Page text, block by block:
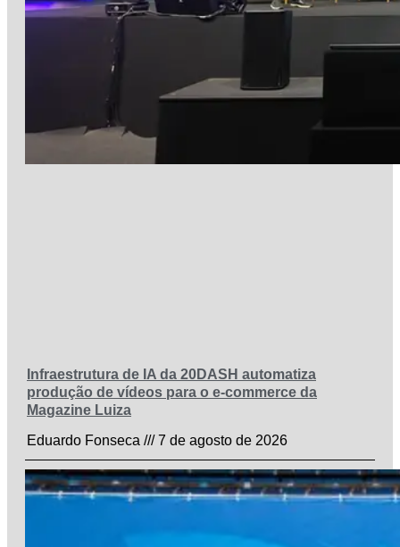
Infraestrutura de IA da 20DASH automatiza
produção de vídeos para o e-commerce da
Magazine Luiza
Eduardo Fonseca
7 de agosto de 2026